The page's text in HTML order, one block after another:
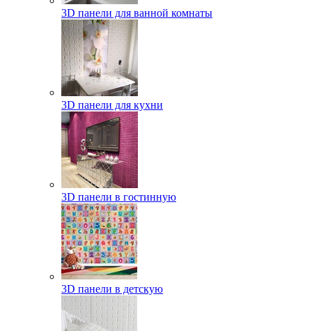
3D панели для ванной комнаты
3D панели для кухни
3D панели в гостинную
3D панели в детскую